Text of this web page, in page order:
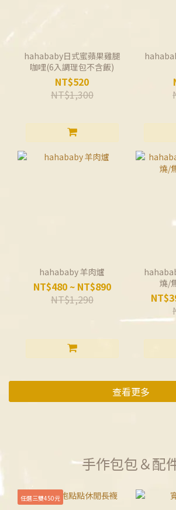
hahababy日式蜜蘋果雞腿
咖哩(6入調理包不含飯)
NT$520
NT$1,300
hahababy 羊肉爐
NT$480 ~ NT$890
NT$1,290
燒/
查看更多
手作包包＆配
任選三雙450元